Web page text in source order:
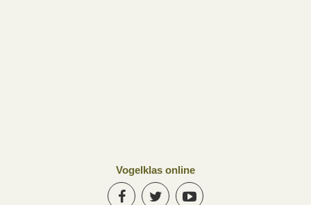
Vogelklas online